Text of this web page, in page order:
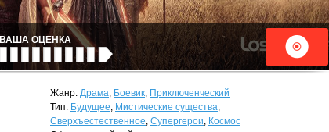
ВАША ОЦЕНКА
Жанр: Драма, Боевик, Приключенческий
Тип: Будущее, Мистические существа,
Сверхъестественное, Супергерои, Космос